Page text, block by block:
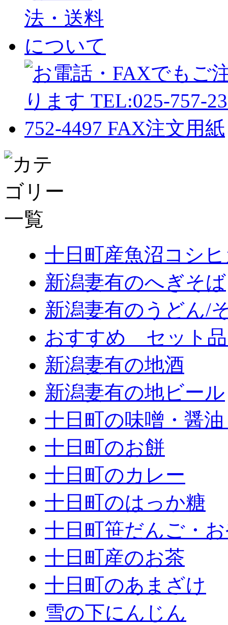
十日町産魚沼コシ
新潟妻有のへぎそば
新潟妻有のうどん/
おすすめ セット
新潟妻有の地酒
新潟妻有の地ビール
十日町の味噌・醤
十日町のお餅
十日町のカレー
十日町のはっか糖
十日町笹だんご・
十日町産のお茶
十日町のあまざけ
雪の下にんじん